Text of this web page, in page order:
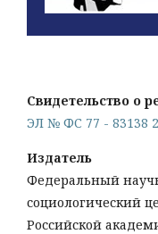
Свидетельство о
ЭЛ № ФС 77 - 83138
Издатель
Федеральный
социологический
Российской